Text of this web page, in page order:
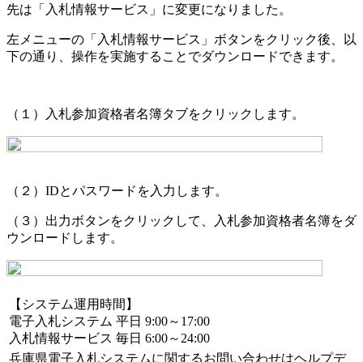
先は「入札情報サービス」に変更になりました。
左メニューの「入札情報サービス」ボタンをクリック後、以
下の通り、操作を実施することでダウンロードできます。
（１）入札参加資格者名簿タブをクリックします。
（２）IDとパスワードを入力します。
（３）出力ボタンをクリックして、入札参加資格者名簿をダ
ウンロードします。
【システム運用時間】
電子入札システム 平日 9:00～17:00
入札情報サービス 毎日 6:00～24:00
兵庫県電子入札システムに関するお問い合わせはヘルプデ